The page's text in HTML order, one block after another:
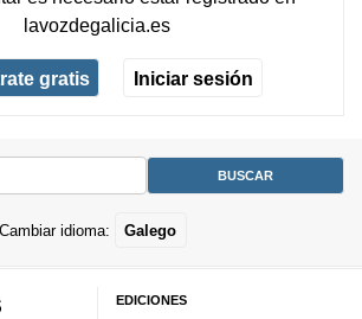
lavozdegalicia.es
gratis Iniciar sesión
Cambiar idioma: Galego
EDICIONES